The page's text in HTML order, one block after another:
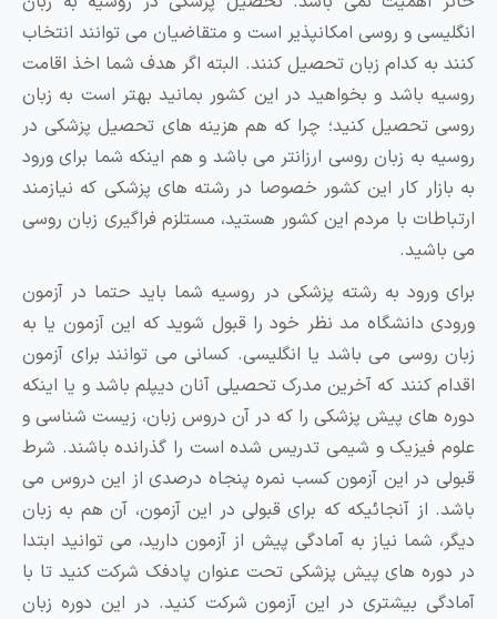
و روسی امکانپذیر است و متقاضیان می توانند انتخاب
به کدام زبان تحصیل کنند. البته اگر هدف شما اخذ اقامت
باشد و بخواهید در این کشور بمانید بهتر است به زبان
تحصیل کنید؛ چرا که هم هزینه های تحصیل پزشکی در
به زبان روسی ارزانتر می باشد و هم اینکه شما برای ورود
بازار کار این کشور خصوصا در رشته های پزشکی که نیازمند
با مردم این کشور هستید، مستلزم فراگیری زبان روسی
باشید.
ورود به رشته پزشکی در روسیه شما باید حتما در آزمون
دانشگاه مد نظر خود را قبول شوید که این آزمون یا به
روسی می باشد یا انگلیسی. کسانی می توانند برای آزمون
کنند که آخرین مدرک تحصیلی آنان دیپلم باشد و یا اینکه
های پیش پزشکی را که در آن دروس زبان، زیست شناسی و
فیزیک و شیمی تدریس شده است را گذرانده باشند. شرط
در این آزمون کسب نمره پنجاه درصدی از این دروس می
از آنجائیکه که برای قبولی در این آزمون، آن هم به زبان
شما نیاز به آمادگی پیش از آزمون دارید، می توانید ابتدا
دوره های پیش پزشکی تحت عنوان پادفک شرکت کنید تا با
بیشتری در این آزمون شرکت کنید. در این دوره زبان